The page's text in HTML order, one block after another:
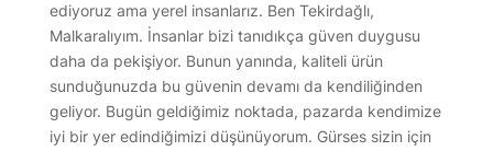
ediyoruz ama yerel insanlarız. Ben Tekirdağlı,
Malkaralıyım. İnsanlar bizi tanıdıkça güven duygusu
daha da pekişiyor. Bunun yanında, kaliteli ürün
sunduğunuzda bu güvenin devamı da kendiliğinden
geliyor. Bugün geldiğimiz noktada, pazarda kendimize
iyi bir yer edindiğimizi düşünüyorum. Gürses sizin için